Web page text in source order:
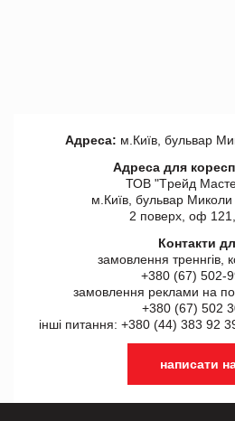
Адреса: м.Київ, бульвар
Адреса для
ТОВ "Tрейд
м.Київ, бульвар Миколи
2 поверх, оф
Контакти
замовлення треннгів,
+380 (67) 502-
замовлення реклами на
+380 (67) 502
інші питання: +380 (44) 383 92
написати